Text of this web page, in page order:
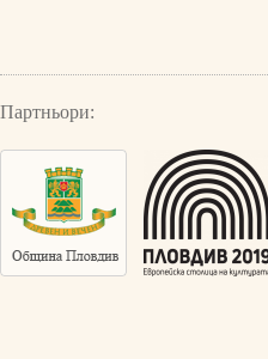
Партньори: